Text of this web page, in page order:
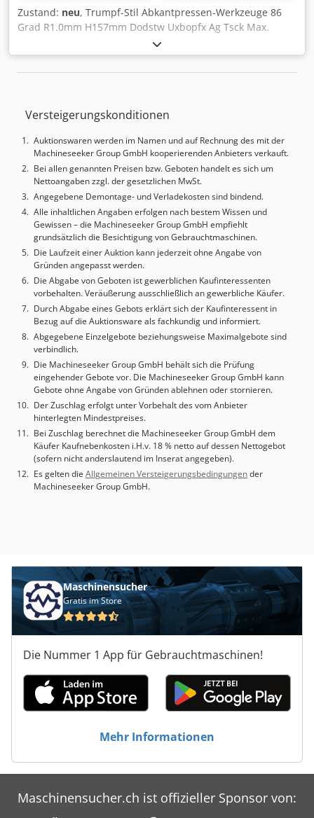
Zustand: neu, Trumpf-Stil Abkantpressen-Werkzeuge 86
Grad R1.0mm H157mm Dodstw Uxbopfx Ag Tsck Max.
40t/m L500mm&L550mm sektionalisiert
Versteigerungskonditionen
Auktionswaren werden im Namen und auf Rechnung des mit der
Machineseeker Group GmbH kooperierenden Anbieters verkauft.
Bei allen genannten Preisen bzw. Geboten handelt es sich um
Nettoangaben zzgl. der gesetzlichen MwSt.
Angegebene Demontage- und Verladekosten sind bindend.
Alle inhaltlichen Angaben erfolgen nach bestem Wissen und
Gewissen – die Machineseeker Group GmbH empfiehlt
grundsätzlich die Besichtigung von Gebrauchtmaschinen.
Die Laufzeit einer Auktion kann jederzeit ohne Angabe von
Gründen angepasst werden.
Die Abgabe von Geboten ist gewerblichen Kaufinteressenten
vorbehalten. Veräußerung ausschließlich an gewerbliche Käufer.
Durch Abgabe eines Gebots erklärt sich der Kaufinteressent in
Bezug auf die Auktionsware als fachkundig und informiert.
Abgegebene Einzelgebote beziehungsweise Maximalgebote sind
verbindlich.
Die Machineseeker Group GmbH behält sich die Prüfung
eingehender Gebote vor. Die Machineseeker Group GmbH kann
Gebote ohne Angabe von Gründen ablehnen oder stornieren.
Der Zuschlag erfolgt unter Vorbehalt des vom Anbieter
hinterlegten Mindestpreises.
Bei Zuschlag berechnet die Machineseeker Group GmbH dem
Käufer Kaufnebenkosten i.H.v. 18 % netto auf dessen Nettogebot
(sofern nicht anderslautend im Inserat angegeben).
Es gelten die Allgemeinen Versteigerungsbedingungender
Machineseeker Group GmbH.
Maschinensucher
Gratis im Store
Die Nummer 1 App für Gebrauchtmaschinen!
Mehr Informationen
Maschinensucher.ch ist offizieller Sponsor von: